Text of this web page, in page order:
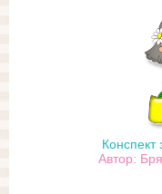
Конспект
Автор: